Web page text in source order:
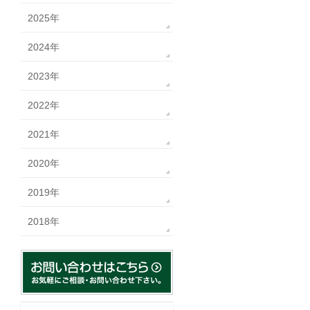
2025年
2024年
2023年
2022年
2021年
2020年
2019年
2018年